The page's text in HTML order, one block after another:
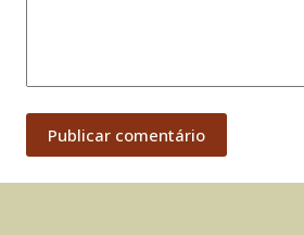
Publicar comentário